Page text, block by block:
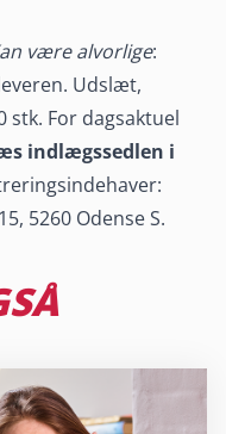
være alvorlige:
Udslæt,
stk. For dagsaktuel
indlægssedlen i
5260 Odense S.